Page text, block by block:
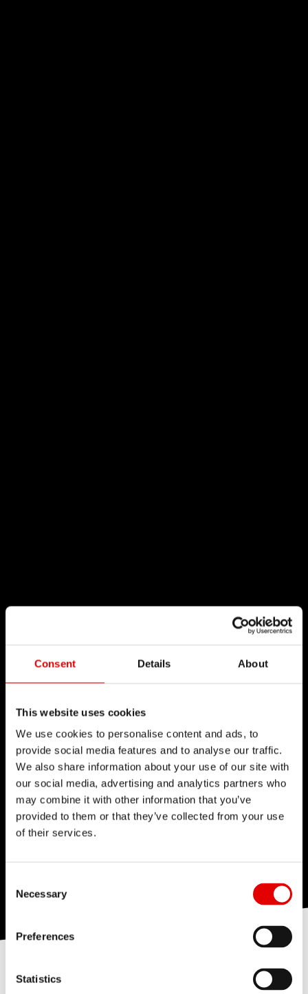
Consent Details About
This website uses cookies
We use cookies to personalise content and ads, to
provide social media features and to analyse our traffic.
We also share information about your use of our site with
our social media, advertising and analytics partners who
may combine it with other information that you’ve
provided to them or that they’ve collected from your use
of their services.
Necessary
Preferences
StatisticsDescubre una edición limitada del buje 350 en tres